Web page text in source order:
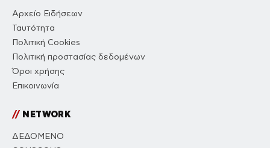
Αρχείο Ειδήσεων
Ταυτότητα
Πολιτική Cookies
Πολιτική προστασίας δεδομένων
Όροι χρήσης
Επικοινωνία
//NETWORK
ΔΕΔΟΜΕΝΟ